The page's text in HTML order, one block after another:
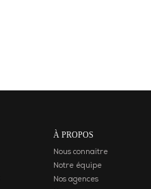
À PROPOS
Nous connaitre
Notre équipe
Nos agences